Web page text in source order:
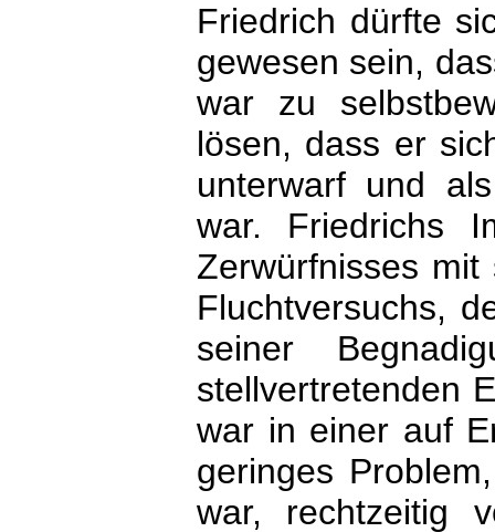
Friedrich dürfte
gewesen sein,
war zu
lösen, dass er
unterwarf und
war. Friedrichs
Zerwürfnisses mit
Fluchtversuchs,
seiner
stellvertretenden
war in einer auf
geringes
war, rechtzeitig